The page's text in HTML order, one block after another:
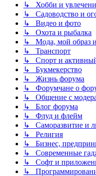
↳ Хобби и
↳ Садоводство и
↳ Видео и фото
↳ Охота и рыбалка
↳ Мода, мой образ
↳ Транспорт
↳ Спорт и
↳ Букмекерство
↳ Жизнь форума
↳ Форумчане о
↳ Общение с
↳ Блог форума
↳ Флуд и флейм
↳ Саморазвитие и
↳ Религия
↳ Бизнес,
↳ Современные
↳ Софт и
↳